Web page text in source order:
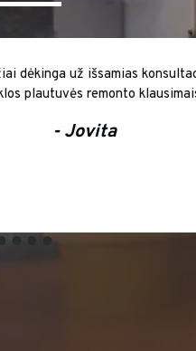
už išsamias konsultacijas
remonto klausimais
- Jovita